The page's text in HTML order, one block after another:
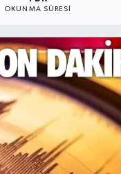
OKUNMA SÜRESI